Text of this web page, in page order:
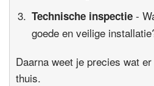
Technische inspectie -
goede en veilige
Daarna weet je precies wat
thuis.